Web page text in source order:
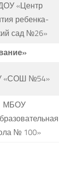
«Центр
ребенка-
сад №26»
«СОШ №54»
МБОУ
№ 100»